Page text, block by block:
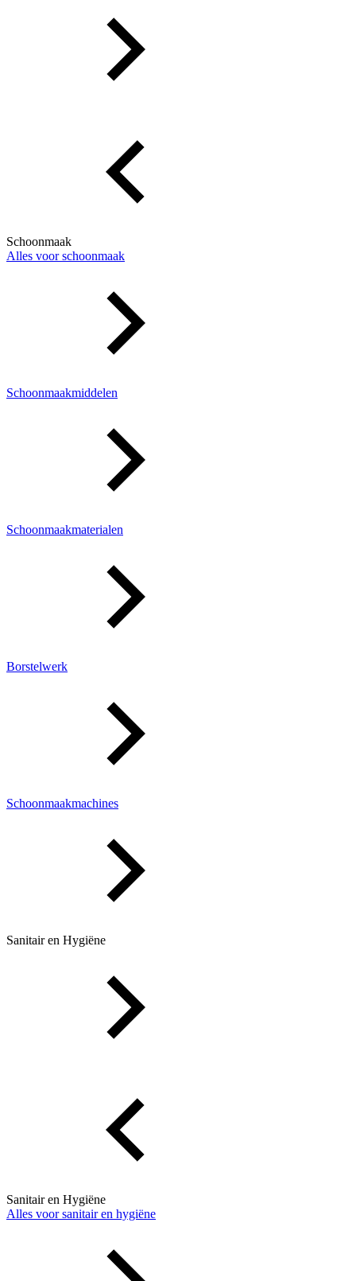
Schoonmaak
Alles voor schoonmaak
Schoonmaakmiddelen
Schoonmaakmaterialen
Borstelwerk
Schoonmaakmachines
Sanitair en Hygiëne
Sanitair en Hygiëne
Alles voor sanitair en hygiëne